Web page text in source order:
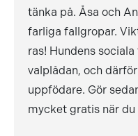
tänka på. Åsa och
farliga fallgropar.
ras! Hundens
valplådan, och
uppfödare. Gör
mycket gratis när